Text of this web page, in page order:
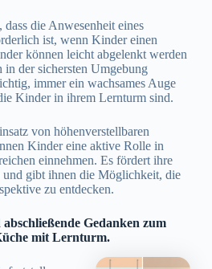
dass die Anwesenheit eines
ist, wenn Kinder einen
können leicht abgelenkt werden
der sichersten Umgebung
immer ein wachsames Auge
Kinder in ihrem Lernturm sind.
von höhenverstellbaren
Kinder eine aktive Rolle in
einnehmen. Es fördert ihre
gibt ihnen die Möglichkeit, die
zu entdecken.
Gedanken zum
mit Lernturm.